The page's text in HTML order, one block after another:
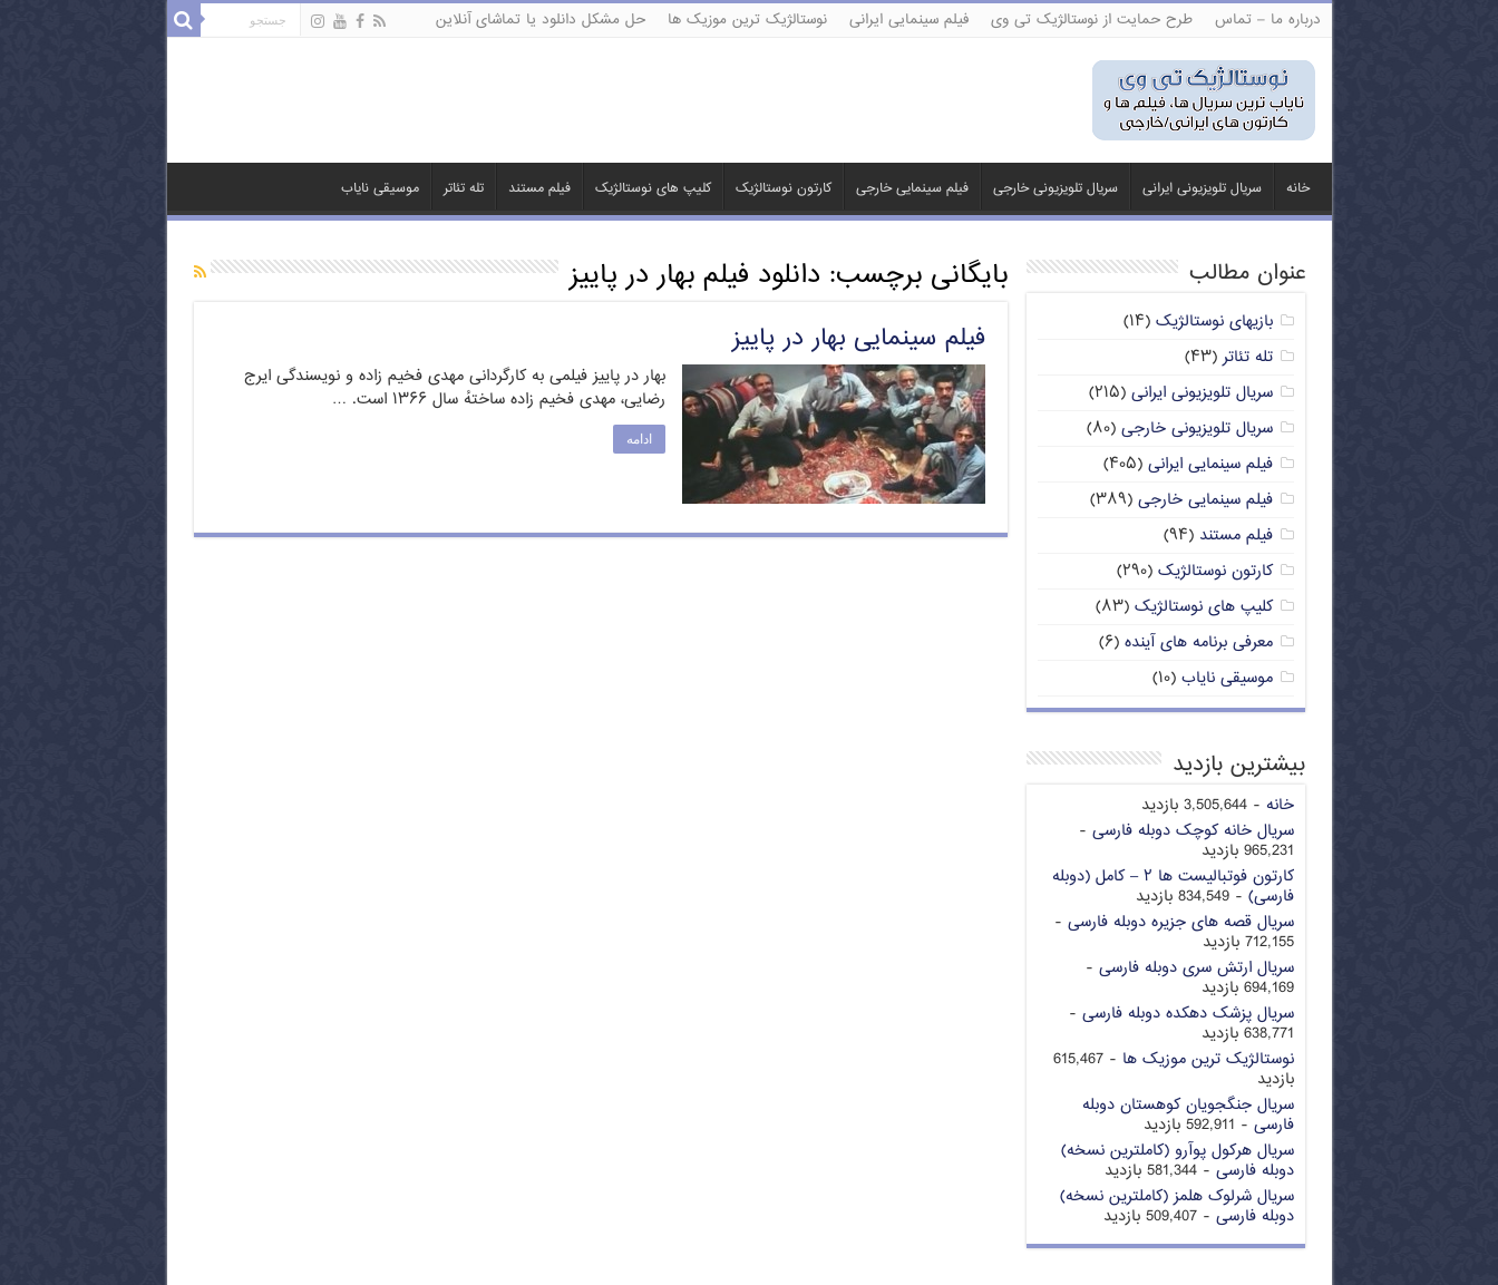
درباره ما – تماس طرح حمایت از نوستالژیک تی وی فیلم سینمایی ایرانی نوستالژیک ترین موزیک ها حل مشکل دانلود یا تماشای آنلاین
خانه سریال تلویزیونی ایرانی سریال تلویزیونی خارجی فیلم سینمایی خارجی کارتون نوستالژیک کلیپ های نوستالژیک فیلم مستند تله تئاتر موسیقی نایاب
بایگانی برچسب: دانلود فیلم بهار در پاییز
فیلم سینمایی بهار در پاییز
بهار در پاییز فیلمی به کارگردانی مهدی فخیم زاده و نویسندگی ایرج
رضایی، مهدی فخیم زاده ساختهٔ سال ۱۳۶۶ است. …
ادامه
عنوان مطالب
بازیهای نوستالژیک (۱۴)
تله تئاتر(۴۳)
سریال تلویزیونی ایرانی (۲۱۵)
سریال تلویزیونی خارجی (۸۰)
فیلم سینمایی ایرانی (۴۰۵)
فیلم سینمایی خارجی (۳۸۹)
فیلم مستند (۹۴)
کارتون نوستالژیک (۲۹۰)
کلیپ های نوستالژیک (۸۳)
معرفی برنامه های آینده (۶)
موسیقی نایاب (۱۰)
بیشترین بازدید
خانه - 3,505,644 بازدید
سریال خانه کوچک دوبله فارسی -
965,231 بازدید
کارتون فوتبالیست ها ۲ – کامل (دوبله
فارسی) - 834,549 بازدید
سریال قصه های جزیره دوبله فارسی -
712,155 بازدید
سریال ارتش سری دوبله فارسی -
694,169 بازدید
سریال پزشک دهکده دوبله فارسی -
638,771 بازدید
نوستالژیک ترین موزیک ها
- 615,467
بازدید
سریال جنگجویان کوهستان دوبله
فارسی - 592,911 بازدید
سریال هرکول پوآرو (کاملترین نسخه)
دوبله فارسی - 581,344 بازدید
سریال شرلوک هلمز (کاملترین نسخه)
دوبله فارسی - 509,407 بازدید